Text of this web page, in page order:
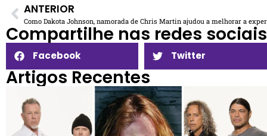
ANTERIOR
Compartilhe nas redes sociais​
Facebook Twitter
Artigos Recentes